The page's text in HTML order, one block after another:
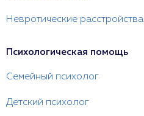
Невротические расстройства
Психологическая помощь
Семейный психолог
Детский психолог